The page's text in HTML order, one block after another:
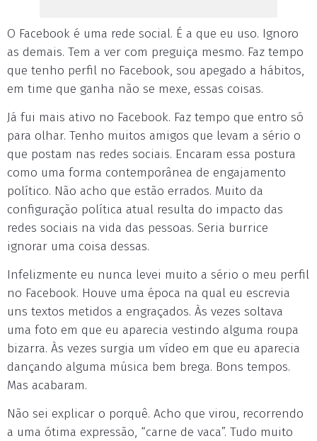
O Facebook é uma rede social. É a que eu uso. Ignoro
as demais. Tem a ver com preguiça mesmo. Faz tempo
que tenho perfil no Facebook, sou apegado a hábitos,
em time que ganha não se mexe, essas coisas.
Já fui mais ativo no Facebook. Faz tempo que entro só
para olhar. Tenho muitos amigos que levam a sério o
que postam nas redes sociais. Encaram essa postura
como uma forma contemporânea de engajamento
político. Não acho que estão errados. Muito da
configuração política atual resulta do impacto das
redes sociais na vida das pessoas. Seria burrice
ignorar uma coisa dessas.
Infelizmente eu nunca levei muito a sério o meu perfil
no Facebook. Houve uma época na qual eu escrevia
uns textos metidos a engraçados. Às vezes soltava
uma foto em que eu aparecia vestindo alguma roupa
bizarra. Às vezes surgia um vídeo em que eu aparecia
dançando alguma música bem brega. Bons tempos.
Mas acabaram.
Não sei explicar o porquê. Acho que virou, recorrendo
a uma ótima expressão, “carne de vaca”. Tudo muito